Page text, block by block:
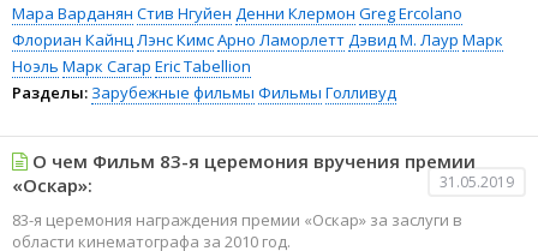
Мара Варданян Стив Нгуйен Денни Клермон Greg Ercolano
Флориан КайнцЛэнс КимсАрно ЛаморлеттДэвид М. Лаур Марк
Ноэль Марк Сагар Eric Tabellion
Разделы: Зарубежные фильмы Фильмы Голливуд
О чем Фильм 83-я церемония вручения премии
«Оскар»:
31.05.2019
83-я церемония награждения премии «Оскар» за заслуги в
области кинематографа за 2010 год.